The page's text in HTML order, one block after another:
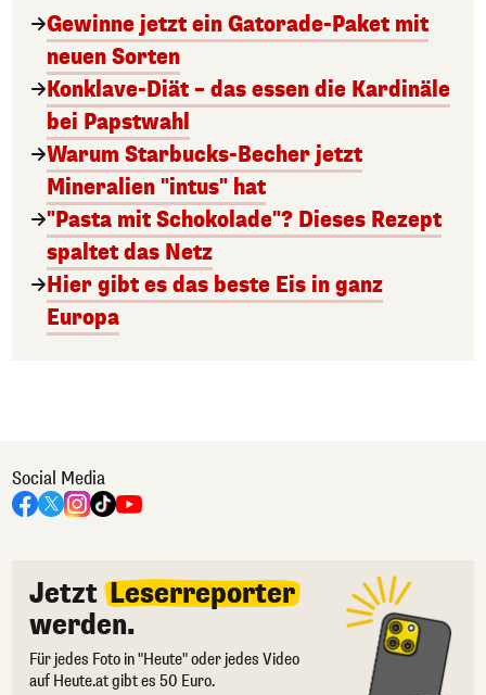
Gewinne jetzt ein Gatorade-Paket mit
neuen Sorten
Konklave-Diät – das essen die Kardinäle
bei Papstwahl
Warum Starbucks-Becher jetzt
Mineralien "intus" hat
"Pasta mit Schokolade"? Dieses Rezept
spaltet das Netz
Hier gibt es das beste Eis in ganz
Europa
Social Media
Jetzt Leserreporter
werden.
Für jedes Foto in "Heute" oder jedes Video
auf Heute.at gibt es 50 Euro.